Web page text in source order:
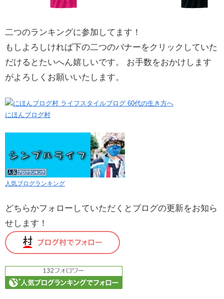
二つのランキングに参加してます！
もしよろしければ下の二つのバナーをクリックしていた
だけるとたいへん嬉しいです。 お手数をおかけします
がよろしくお願いいたします。
にほんブログ村
人気ブログランキング
どちらかフォローしていただくとブログの更新をお知ら
せします！